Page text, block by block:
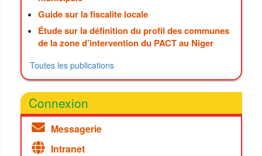
Guide sur la fiscalite locale
Étude sur la définition du profil des communes
de la zone d’intervention du PACT au Niger
Toutes les publications
Connexion
Messagerie
Intranet